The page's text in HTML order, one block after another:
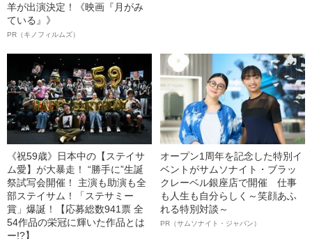
羊が出演決定！《映画『月がみ
ている』》
PR（キノフィルムズ）
《祝59歳》日本中の【ステイサ
ム愛】が大暴走！ “勝手に”生誕
祭試写会開催！ 主演も助演も全
部ステイサム！「ステサミー
賞」爆誕！【応募総数941票 全
54作品の栄冠に輝いた作品とは
ー!?】
オープン1周年を記念した特別イ
ベントがサムソナイト・ブラッ
クレーベル銀座店で開催 仕事
も人生も自分らしく～笑顔あふ
れる特別対談～
PR（サムソナイト・ジャパン）